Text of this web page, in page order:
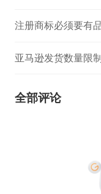
亚马逊发货数量限
全部评论